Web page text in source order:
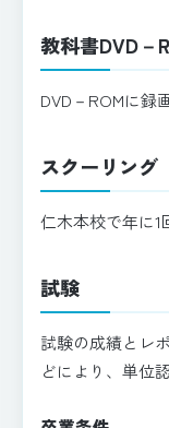
教科書DVD－
DVD－ROMに録
スクーリング
仁木本校で年に1
試験
試験の成績とレ
どにより、単位